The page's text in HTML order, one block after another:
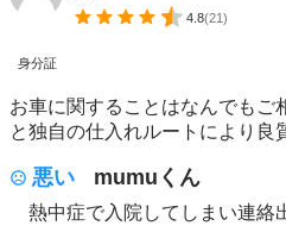
4.8(21)
身分証
お車に関することはなんでもご
と独自の仕入れルートにより良
悪い mumuくん
熱中症で入院してしまい連絡